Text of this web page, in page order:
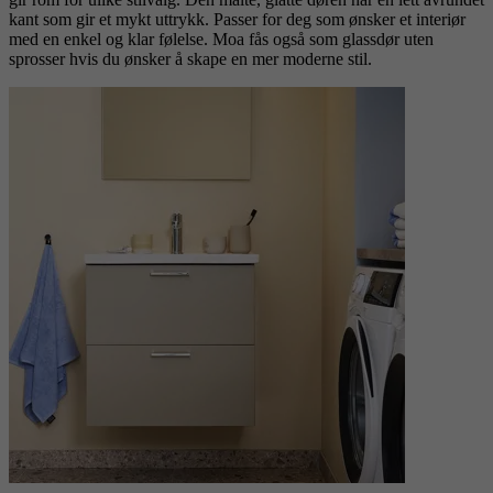
kant som gir et mykt uttrykk. Passer for deg som ønsker et interiør
med en enkel og klar følelse. Moa fås også som glassdør uten
sprosser hvis du ønsker å skape en mer moderne stil.